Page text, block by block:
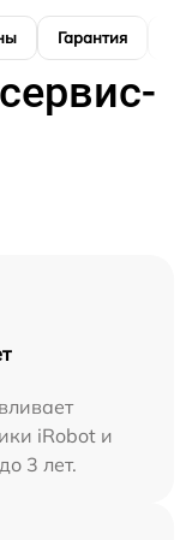
Гарантия
iRobot и
3 лет.